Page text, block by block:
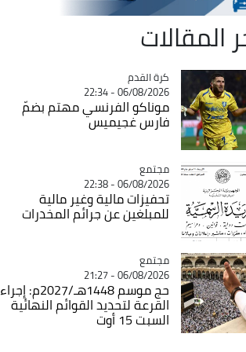
المقالات
Catégorie
كرة القدم
06/08/2026 - 22:34
موناكو الفرنسي مهتم بضمّ
فارس غجيميس
Catégorie
مجتمع
06/08/2026 - 22:38
تحفيزات مالية وغير مالية
للمبلغين عن جرائم المخدرات
Catégorie
مجتمع
06/08/2026 - 21:27
حج موسم 1448هـ/2027م: إجراء
القرعة لتحديد القوائم النهائية
السبت 15 أوت